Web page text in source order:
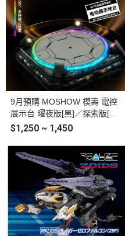
9月預購 MOSHOW 模壽 電控
展示台 曜夜版[黑]／探索版[白]
模型發光地台 共兩款
$1,250 ~ 1,450